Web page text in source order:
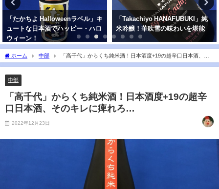
「たかちよ Halloweenラベル」キ
ュートな日本酒でハッピー・ハロ
ウィーン！
「Takachiyo HANAFUBUKI」純
米吟醸！華吹雪の味わいを堪能
ホーム 中部
「高千代」からくち純米酒！日本酒度+19の超辛口日本酒、そ
のキレに痺れろ…
中部
「高千代」からくち純米酒！日本酒度+19の超辛
口日本酒、そのキレに痺れろ…
2022年12月23日